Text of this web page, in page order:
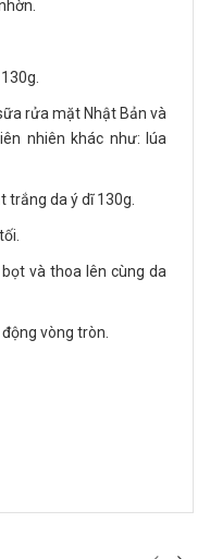
rửa mặt Nhật Bản và
nhiên khác như: lúa
da ý dĩ 130g.
và thoa lên cùng da
vòng tròn.